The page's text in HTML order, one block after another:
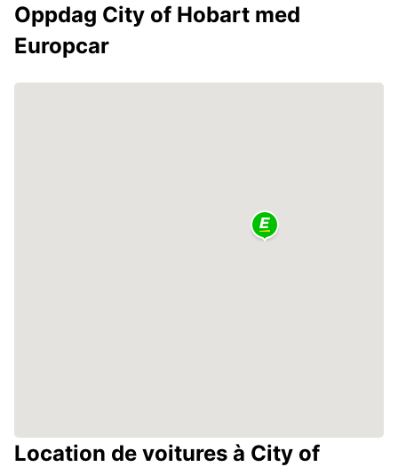
Oppdag City of Hobart med
Europcar
Location de voitures à City of